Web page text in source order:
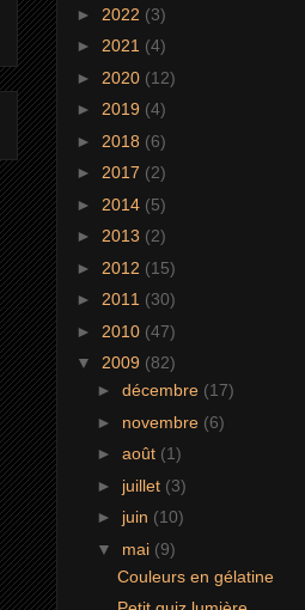
► 2022 (3)
►2021 (4)
► 2020 (12)
►2019 (4)
► 2018 (6)
►2017 (2)
► 2014 (5)
►2013 (2)
► 2012 (15)
►2011 (30)
► 2010 (47)
▼2009 (82)
►décembre (17)
► novembre (6)
►août (1)
► juillet (3)
► juin (10)
▼ mai (9)
Couleurs en gélatine